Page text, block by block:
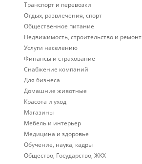
Транспорт и перевозки
Отдых, развлечения, спорт
Общественное питание
Недвижимость, строительство и ремонт
Услуги населению
Финансы и страхование
Снабжение компаний
Для бизнеса
Домашние животные
Красота и уход
Магазины
Мебель и интерьер
Медицина и здоровье
Обучение, наука, кадры
Общество, Государство, ЖКХ